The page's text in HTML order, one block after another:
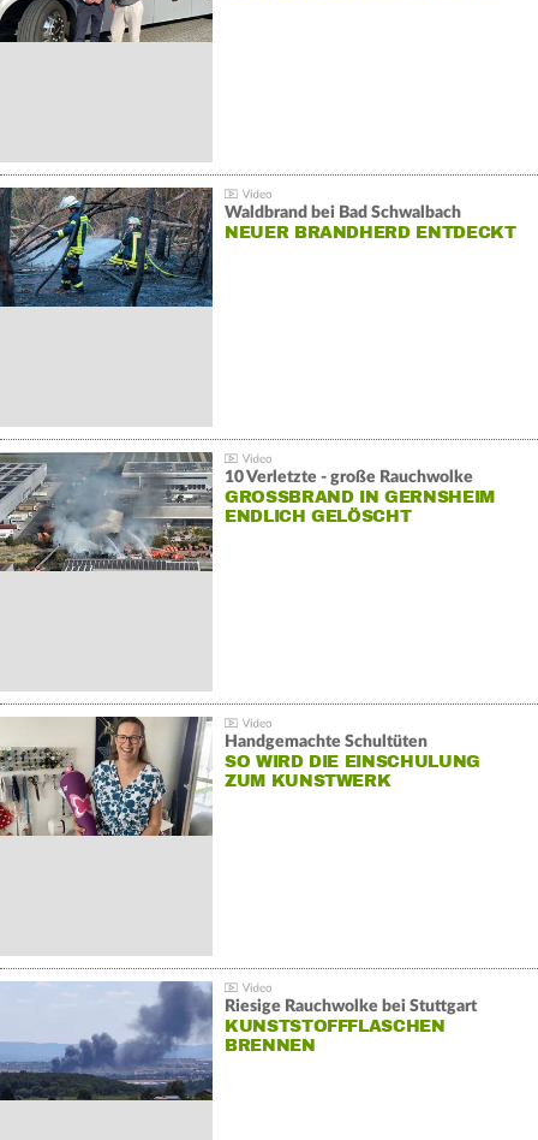
Waldbrand bei Bad Schwalbach
NEUER BRANDHERD ENTDECKT
10 Verletzte - große Rauchwolke
GROSSBRAND IN GERNSHEIM E
NDLICH GELÖSCHT
Handgemachte Schultüten
SO WIRD DIE EINSCHULUNG
ZUM KUNSTWERK
Riesige Rauchwolke bei Stuttgart
KUNSTSTOFFFLASCHEN
BRENNEN